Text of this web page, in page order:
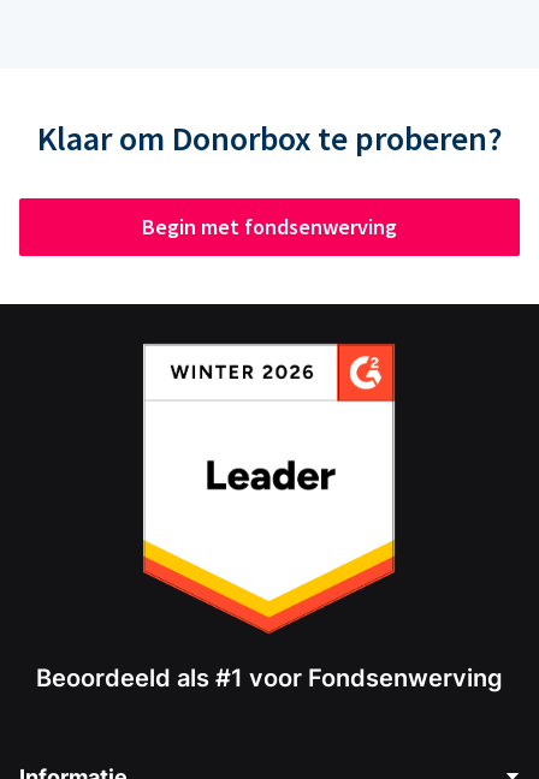
Klaar om Donorbox te proberen?
Begin met fondsenwerving
Beoordeeld als #1 voor Fondsenwerving